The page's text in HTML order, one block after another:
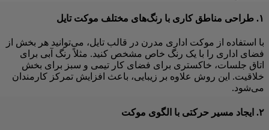
۱. طراحی مناطق کاری با رنگ‌های مختلف موکت تایل
با استفاده از موکت اداری مدرن در قالب تایل، می‌توانید هر بخش از
فضای اداری را با یک رنگ خاص مشخص کنید. مثلاً رنگ آبی برای
اتاق جلسات، خاکستری برای فضای کار تیمی و سبز برای بخش
خلاقیت. این روش علاوه بر زیبایی، باعث افزایش تمرکز کارمندان
می‌شود.
۲. ایجاد مسیر حرکتی با الگوی موکت